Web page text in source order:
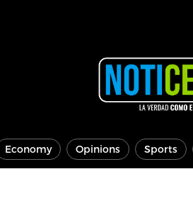
Economy Opinions Sports